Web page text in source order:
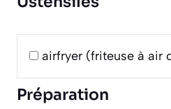
airfryer (friteuse à air
Préparation